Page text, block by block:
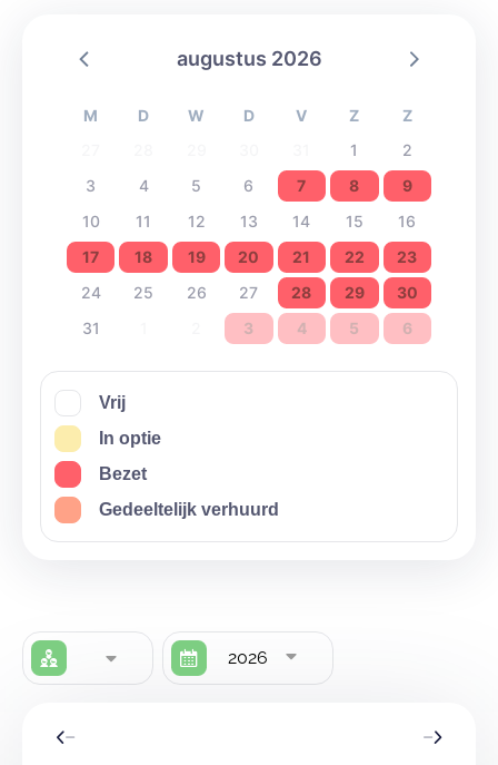
onze ‘stille ruimte’ en verschillende uitleenmaterialen.
augustus 2026
M D W D V Z
Z
1
2
3
4 5 6 7 8
9
10
11 12 13 14 15
16
17
18 19 20 21 22
23
24
25 26 27 28 29
30
31
3 4 5 6
Vrij
In optie
Bezet
Gedeeltelijk verhuurd
2026